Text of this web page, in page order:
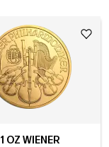
1 OZ WIENER